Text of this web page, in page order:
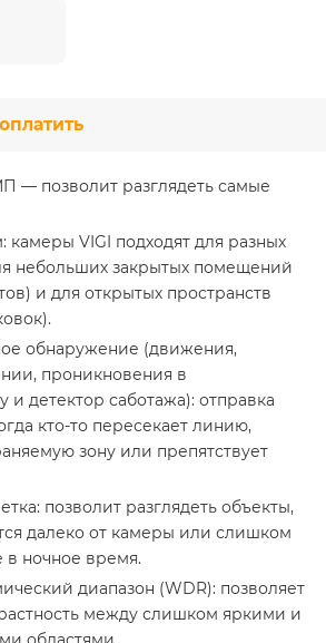
— позволит разглядеть самые
камеры VIGI подходят для разных
небольших закрытых помещений
и для открытых пространств
обнаружение (движения,
проникновения в
и детектор саботажа): отправка
кто-то пересекает линию,
зону или препятствует
позволит разглядеть объекты,
далеко от камеры или слишком
в ночное время.
диапазон (WDR): позволяет
между слишком яркими и